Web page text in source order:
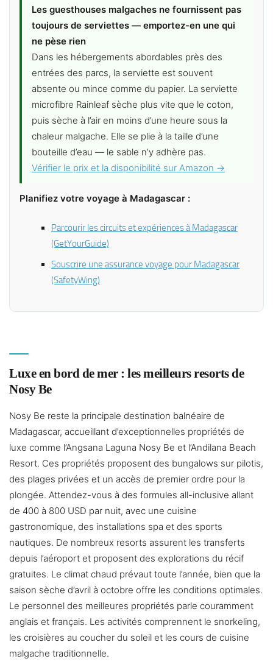
Les guesthouses malgaches ne fournissent pas
toujours de serviettes — emportez-en une qui
ne pèse rien
Dans les hébergements abordables près des
entrées des parcs, la serviette est souvent
absente ou mince comme du papier. La serviette
microfibre Rainleaf sèche plus vite que le coton,
puis sèche à l’air en moins d’une heure sous la
chaleur malgache. Elle se plie à la taille d’une
bouteille d’eau — le sable n’y adhère pas.
Vérifier le prix et la disponibilité sur Amazon →
Planifiez votre voyage à Madagascar :
Parcourir les circuits et expériences à Madagascar
(GetYourGuide)
Souscrire une assurance voyage pour Madagascar
(SafetyWing)
Luxe en bord de mer : les meilleurs resorts de
Nosy Be
Nosy Be reste la principale destination balnéaire de
Madagascar, accueillant d’exceptionnelles propriétés de
luxe comme l’Angsana Laguna Nosy Be et l’Andilana Beach
Resort. Ces propriétés proposent des bungalows sur pilotis,
des plages privées et un accès de premier ordre pour la
plongée. Attendez-vous à des formules all-inclusive allant
de 400 à 800 USD par nuit, avec une cuisine
gastronomique, des installations spa et des sports
nautiques. De nombreux resorts assurent les transferts
depuis l’aéroport et proposent des explorations du récif
gratuites. Le climat chaud prévaut toute l’année, bien que la
saison sèche d’avril à octobre offre les conditions optimales.
Le personnel des meilleures propriétés parle couramment
anglais et français. Les activités comprennent le snorkeling,
les croisières au coucher du soleil et les cours de cuisine
malgache traditionnelle.